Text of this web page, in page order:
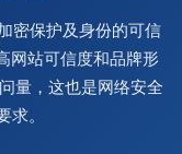
密保护及身份的可信
网站可信度和品牌形
量，这也是网络安全
。